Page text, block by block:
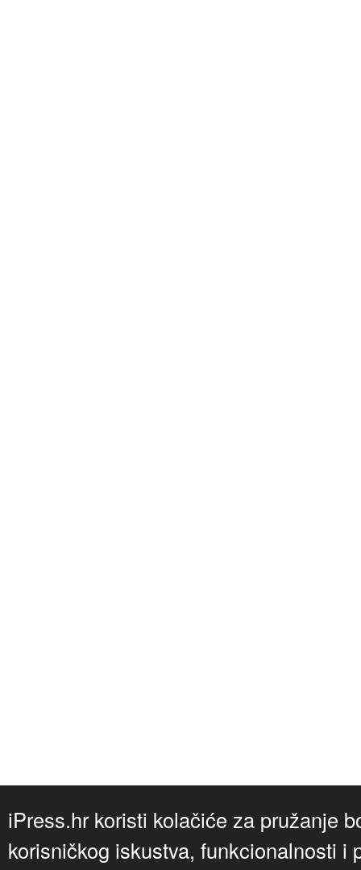
iPress.hr koristi kolačiće za pružanje
korisničkog iskustva, funkcionalnosti i